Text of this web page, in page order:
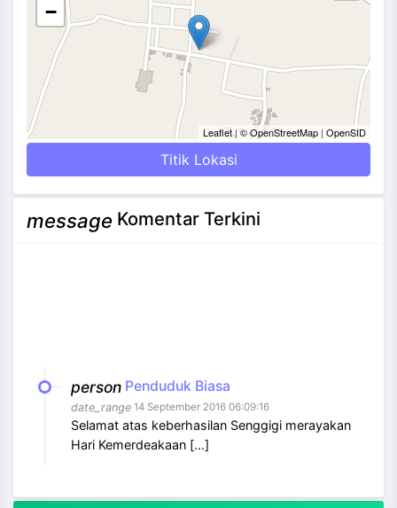
−
Leaflet| © OpenStreetMap| OpenSID
Titik Lokasi
message Komentar Terkini
date_range
Selamat atas keberhasilan Senggigi merayakan
Hari Kemerdeakaan [...]